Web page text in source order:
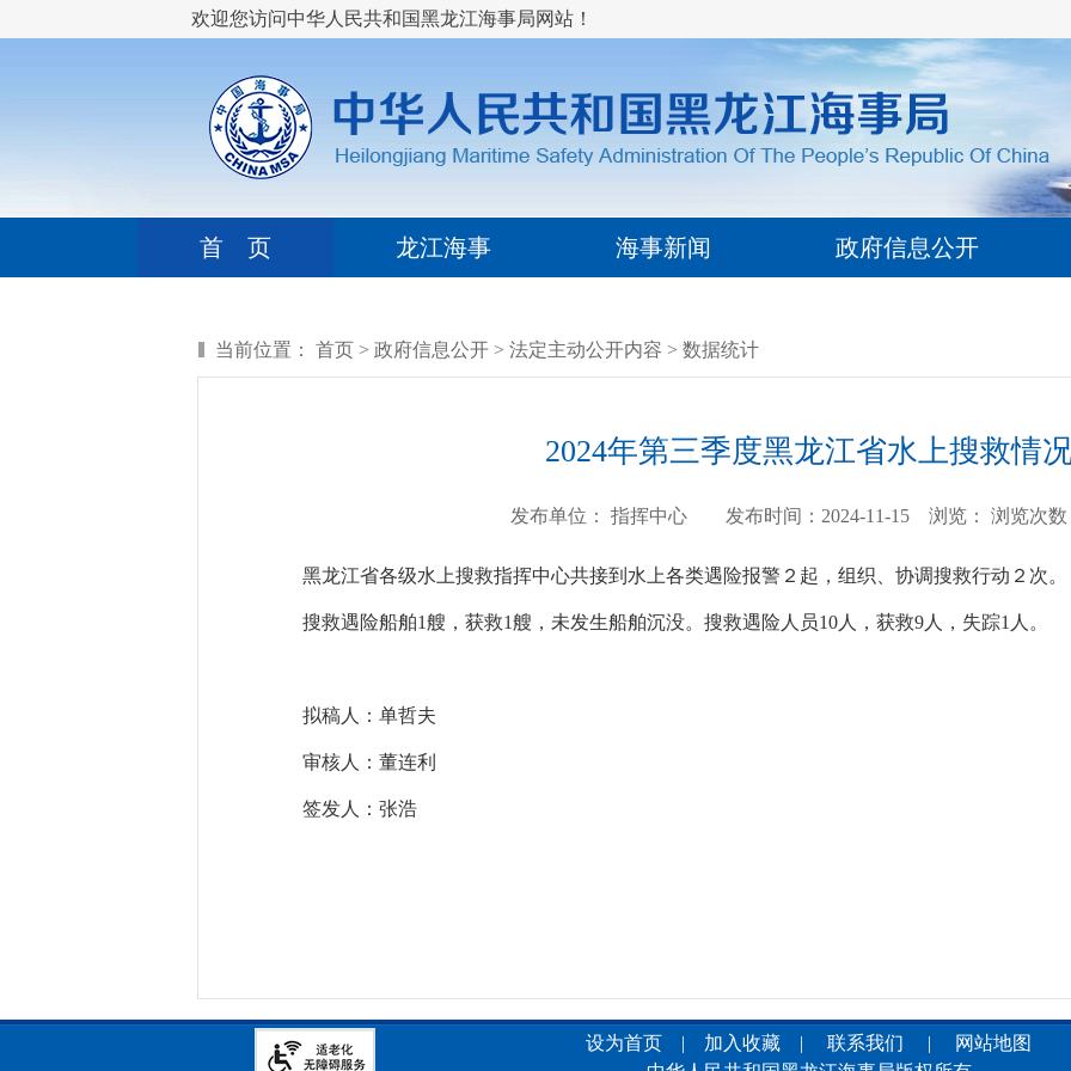
欢迎您访问中华人民共和国黑龙江海事局网站！
首 页 龙江海事 海事新闻 政府信息公开
当前位置： 首页 > 政府信息公开 > 法定主动公开内容 > 数据统计
2024年第三季度黑龙江省水上搜救情
发布单位： 指挥中心 发布时间：2024-11-15 浏览： 浏览次数
黑龙江省各级水上搜救指挥中心共接到水上各类遇险报警 ２起， 组织、协调搜救行动 ２ 次。
搜救遇险船舶1艘，获救1艘，未发生船舶沉没。 搜救遇险人员10 人， 获救9人，失踪1人 。
拟稿人：单哲夫
审核人：董连利
签发人：张浩
设为首页 | 加入收藏 |联系我们 | 网站地图